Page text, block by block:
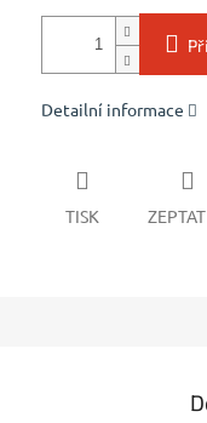
Detailní informace
TISK ZEPTAT